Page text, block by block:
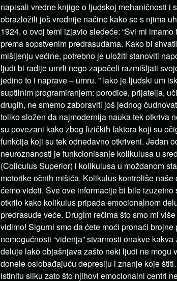
napisali vredne knjige o ljudskoj mehaničnosti i
obrazložili još vrednije načine kako se s njima
1924. o ovoj temi izjavio sledeće: “Svi mi
prema sopstvenim predrasudama. Kako bi
mišljenju većine, potrebno je uložiti stanoviti
ljudi bi radije umrli nego započeli razmišljati
jedino to i naprave – umru. ” Iako je ljudski um
suptilnim programiranjem: porodice, prijatelja,
drugih, ne smemo zaboraviti još jednog
toliko složen da najmodernija nauka tek otkriva
su povezani kako zbog fizičkih faktora koji su
funkcija koji su tek odnedavno otkriveni. Jedan
neuroznanosti je funkcionisanje kolikulusa u
(Coliculus Superior) i kolikulusa u moždanom
motorike očnih mišića. Kolikulus kontroliše
ćemo videti. Sve ove informacije bi bile
otkrilo kako kolikulus pripada emocionalnom
predrasude veće. Drugim rečima što smo mi
vidimo! Sigurni smo da ćete moći pronaći
nemogućnosti “viđenja” stvarnosti onakve
deluje lako objašnjava zašto neki ljudi ne mogu
donele oslobađajuću depresiju i znanje koje
istinitu sliku zato što njihovi emocionalni centri